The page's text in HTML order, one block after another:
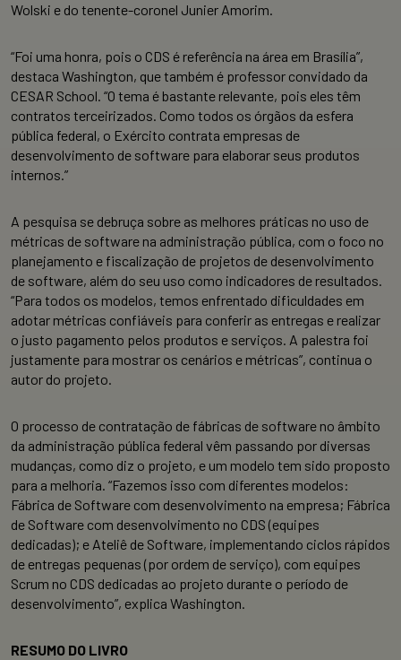
Wolski e do tenente-coronel Junier Amorim.
“Foi uma honra, pois o CDS é referência na área em Brasília”,
destaca Washington, que também é professor convidado da
CESAR School. “O tema é bastante relevante, pois eles têm
contratos terceirizados. Como todos os órgãos da esfera
pública federal, o Exército contrata empresas de
desenvolvimento de software para elaborar seus produtos
internos.”
A pesquisa se debruça sobre as melhores práticas no uso de
métricas de software na administração pública, com o foco no
planejamento e fiscalização de projetos de desenvolvimento
de software, além do seu uso como indicadores de resultados.
“Para todos os modelos, temos enfrentado dificuldades em
adotar métricas confiáveis para conferir as entregas e realizar
o justo pagamento pelos produtos e serviços. A palestra foi
justamente para mostrar os cenários e métricas”, continua o
autor do projeto.
O processo de contratação de fábricas de software no âmbito
da administração pública federal vêm passando por diversas
mudanças, como diz o projeto, e um modelo tem sido proposto
para a melhoria. “Fazemos isso com diferentes modelos:
Fábrica de Software com desenvolvimento na empresa; Fábrica
de Software com desenvolvimento no CDS (equipes
dedicadas); e Ateliê de Software, implementando ciclos rápidos
de entregas pequenas (por ordem de serviço), com equipes
Scrum no CDS dedicadas ao projeto durante o período de
desenvolvimento”, explica Washington.
RESUMO DO LIVRO